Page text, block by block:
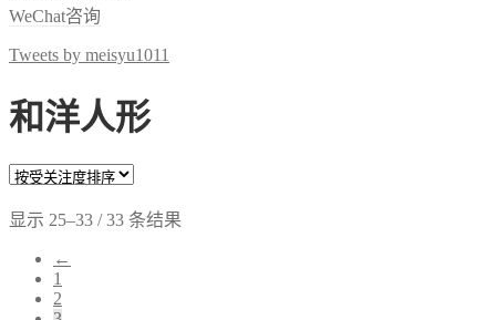
WeChat咨询
Tweets by meisyu1011
和洋人形
显示 25–33 / 33 条结果
←
1
2